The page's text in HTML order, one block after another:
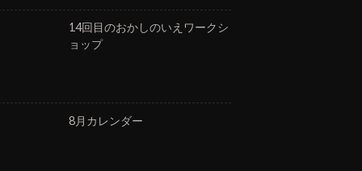
14回目のおかしのいえワークシ
ョップ
8月カレンダー